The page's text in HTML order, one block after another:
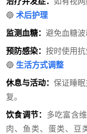
🔵 术后护理
监测血糖： 避免血糖波
预防感染： 按时使用抗
🔵 生活方式调整
休息与活动： 保证睡
复。
饮食调节： 多吃富含
肉、鱼类、蛋类、豆